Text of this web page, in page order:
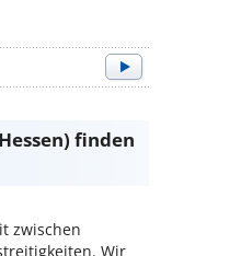
finden
zwischen
Wir